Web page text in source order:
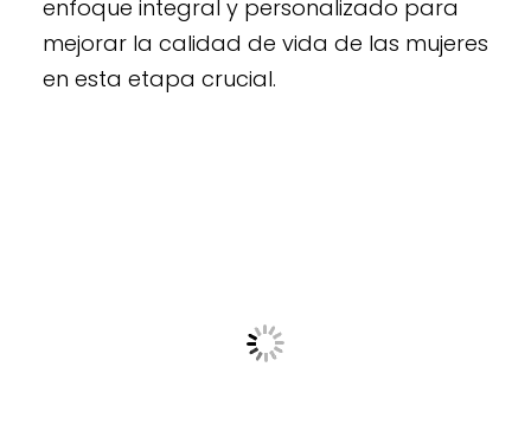
enfoque integral y personalizado para
mejorar la calidad de vida de las mujeres
en esta etapa crucial.